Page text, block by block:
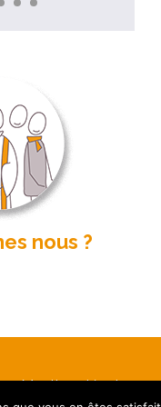
nous ?
Mentions légales